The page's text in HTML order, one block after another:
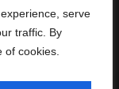
serve
traffic. By
of cookies.
os
por